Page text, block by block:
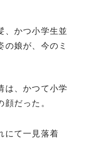
かつ小学生並
の娘が、今のミ
、かつて小学
だった。
にて一見落着